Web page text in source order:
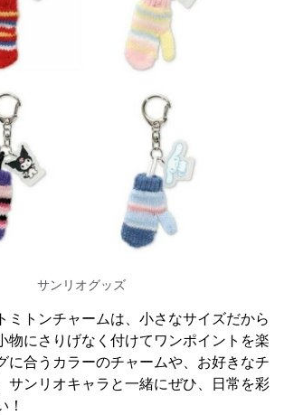
サンリオグッズ
ミトンチャームは、小さなサイズだから
物にさりげなく付けてワンポイントを楽
に合うカラーのチャームや、お好きなチ
サンリオキャラと一緒にぜひ、日常を彩
！